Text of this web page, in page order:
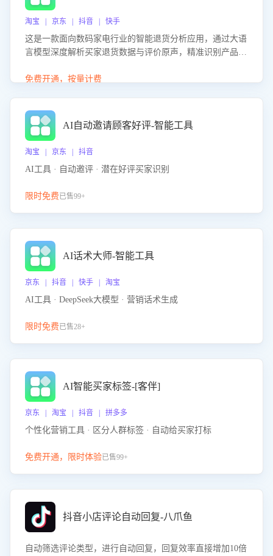
淘宝 | 京东 | 抖音 | 快手
这是一款面向数码家电行业的智能退货分析应用，通过大语
言模型深度解析买家退货数据与评价原声，精准识别产品质
改进建议，通过挖掘用户痛点驱动产品迭代，从根本上降低
免费开通，按量计费
AI自动邀请顾客好评-智能工具
淘宝 | 京东 | 抖音
AI工具 · 自动邀评 · 潜在好评买家识别
限时免费已售99+
AI话术大师-智能工具
京东 | 抖音 | 快手 | 淘宝
AI工具 · DeepSeek大模型 · 营销话术生成
限时免费已售28+
AI智能买家标签-[客伴]
京东 | 淘宝 | 抖音 | 拼多多
个性化营销工具 · 区分人群标签 · 自动给买家打标
免费开通，限时体验已售99+
抖音小店评论自动回复-八爪鱼
自动筛选评论类型，进行自动回复，回复效率直接增加10倍